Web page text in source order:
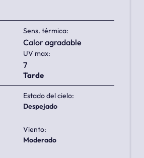
Sens. térmica:
calor agradable
UV max:
7
Tarde
Estado del cielo:
despejado
Viento:
moderado